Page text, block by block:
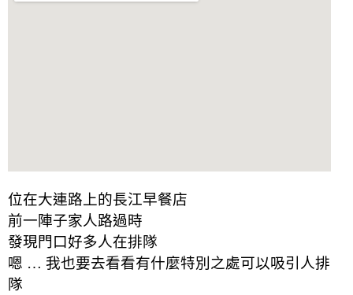
位在大連路上的長江早餐店
前一陣子家人路過時
發現門口好多人在排隊
嗯 … 我也要去看看有什麼特別之處可以吸引人排
隊